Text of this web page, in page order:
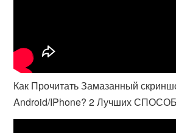
Как Прочитать Замазанный
Android/IPhone? 2 Лучших